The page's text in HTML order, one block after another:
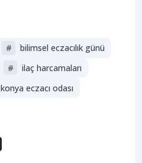
#
bilimsel eczacılık günü
#
ilaç harcamaları
konya eczacı odası